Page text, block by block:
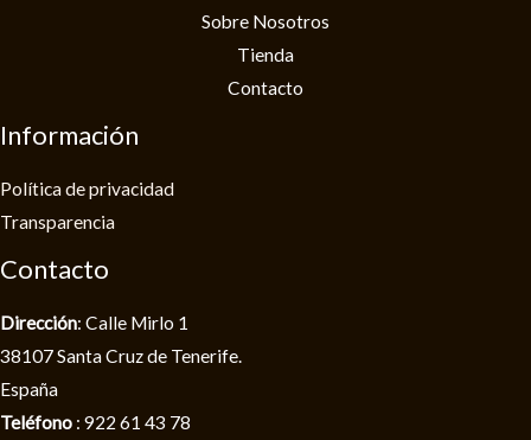
Sobre Nosotros
Tienda
Contacto
Información
Política de privacidad​
Transparencia
Contacto
Dirección: Calle Mirlo 1
38107 Santa Cruz de Tenerife.
España
Teléfono : 922 61 43 78